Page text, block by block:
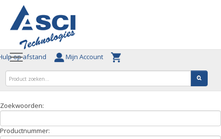
op afstand Mijn Account
Zoekwoorden:
Productnummer: